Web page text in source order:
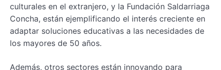
culturales en el extranjero, y la Fundación Saldarriaga
Concha, están ejemplificando el interés creciente en
adaptar soluciones educativas a las necesidades de
los mayores de 50 años.
Además, otros sectores están innovando para